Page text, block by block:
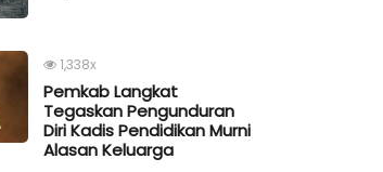
1,338x
Pemkab Langkat
Tegaskan Pengunduran
Diri Kadis Pendidikan Murni
Alasan Keluarga